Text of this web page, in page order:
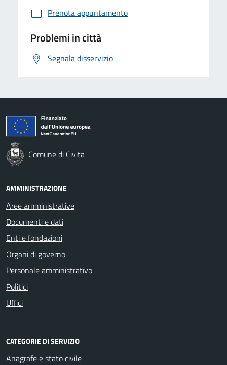
Prenota appuntamento
Problemi in città
Segnala disservizio
Comune di Civita
AMMINISTRAZIONE
Aree amministrative
Documenti e dati
Enti e fondazioni
Organi di governo
Personale amministrativo
Politici
Uffici
CATEGORIE DI SERVIZIO
Anagrafe e stato civile